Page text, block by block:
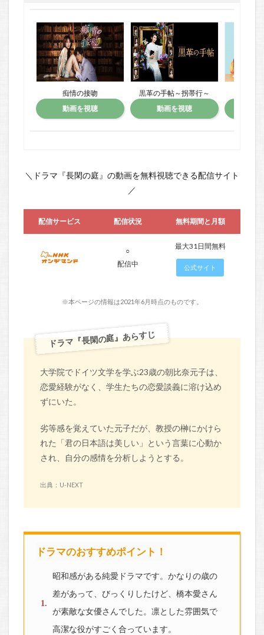
痴情の接吻
動画を視聴
黒革の手帖～拐帯行～
動画を視聴
＼ドラマ『長閑の庭』の動画を無料視聴できる配信サイト
／
配信サービス 配信状況 無料期間と月額
○
配信中
最大31日間無料
公式サイト
※本ページの情報は2021年6月時点のものです。
ドラマ『長閑の庭』あらすじ
大学院でドイツ文学を学ぶ23歳の朝比奈元子は、
恋愛経験がなく、学生たちの恋愛談義に溶け込め
ずにいた。
劣等感を覚えていた元子だが、教授の榊にかけら
れた「君の日本語は美しい」という言葉に心動か
され、自分の感情を分析しようとする。
出典：U-NEXT
ドラマのおすすめポイント！
昭和感がある純愛ドラマです。かなりの歳の
差があって、びっくりしたけど、橋本愛さん
が素敵な女優さんでした。凛とした雰囲気で
高潔な役がすごく合っています。